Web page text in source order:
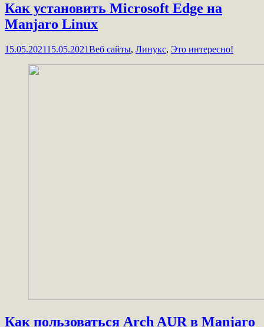
Как установить Microsoft Edge на
Manjaro Linux
15.05.202115.05.2021Веб сайты, Линукс, Это интересно!
Как пользоваться Arch AUR в Manjaro